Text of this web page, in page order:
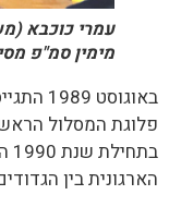
עמרי כוכבא
מימין סמ"פ מסייעת 50
פלוגת המסלול
הארגונית בין